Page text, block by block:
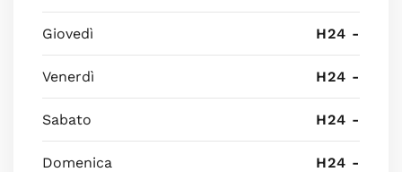
Giovedì H24 -
Venerdì H24 -
Sabato H24 -
Domenica H24 -